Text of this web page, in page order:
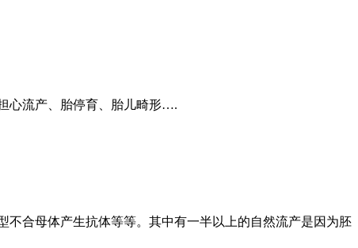
心流产、胎停育、胎儿畸形….
合母体产生抗体等等。其中有一半以上的自然流产是因为胚